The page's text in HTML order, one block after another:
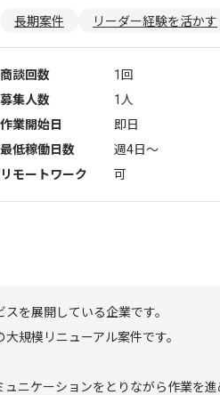
長期案件 リーダー経験を活かす
商談回数
1回
募集人数
1人
作業開始日
即日
最低稼働日数
週4日〜
リモートワーク
可
を展開している企業です。
規模リニューアル案件です。
ュニケーションをとりながら作業を